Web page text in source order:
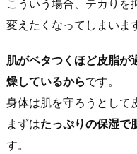
こういう場合、テカりを
変えたくなってしまいま
肌がベタつくほど皮脂が
燥しているからです。
身体は肌を守ろうとして
まずはたっぷりの保湿で
す。